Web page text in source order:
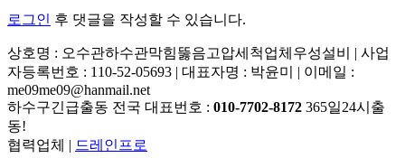
로그인 후 댓글을 작성할 수 있습니다.
상호명 : 오수관하수관막힘뚫음고압세척업체우성설비 | 사업
자등록번호 : 110-52-05693 | 대표자명 : 박윤미 | 이메일 :
me09me09@hanmail.net
하수구긴급출동 전국 대표번호 : 010-7702-8172 365일24시출
동!
협력업체 | 드레인프로